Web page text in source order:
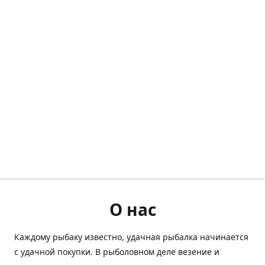
О нас
Каждому рыбаку известно, удачная рыбалка начинается
с удачной покупки. В рыболовном деле везение и